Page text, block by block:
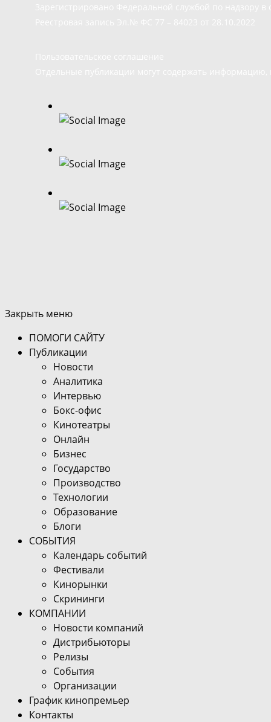
Закрыть меню
ПОМОГИ САЙТУ
Публикации
Новости
Аналитика
Интервью
Бокс-офис
Кинотеатры
Онлайн
Бизнес
Государство
Производство
Технологии
Образование
Блоги
СОБЫТИЯ
Календарь событий
Фестивали
Кинорынки
Скрининги
КОМПАНИИ
Новости компаний
Дистрибьюторы
Релизы
События
Организации
График кинопремьер
Контакты